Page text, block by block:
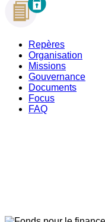
Repères
Organisation
Missions
Gouvernance
Documents
Focus
FAQ